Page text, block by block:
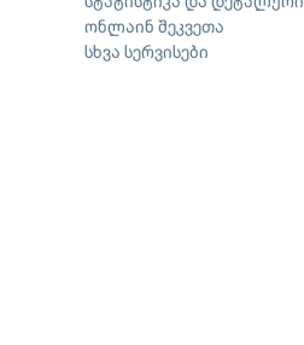
ონლაინ შეკვეთა
სხვა სერვისები